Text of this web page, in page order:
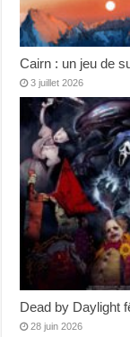
Cairn : un jeu de
3 juillet 2026
Dead by Daylight
28 juin 2026